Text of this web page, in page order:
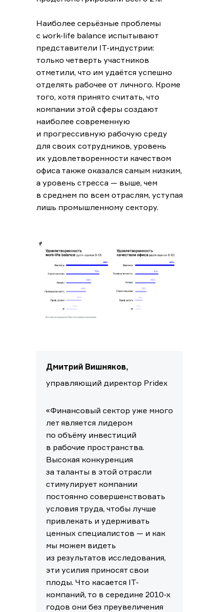
Наиболее серьёзные проблемы
с work-life balance испытывают
представители IT-индустрии:
только четверть участников
отметили, что им удаётся успешно
отделять рабочее от личного. Кроме
того, хотя принято считать, что
компании этой сферы создают
наиболее современную
и прогрессивную рабочую среду
для своих сотрудников, уровень
их удовлетворенности качеством
офиса также оказался самым низким,
а уровень стресса — выше, чем
в среднем по всем отраслям, уступая
лишь промышленному сектору.
Дмитрий Вишняков,
управляющий директор Pridex
«Финансовый сектор уже много
лет является лидером
по объёму инвестиций
в рабочие пространства.
Высокая конкуренция
за таланты в этой отрасли
стимулирует компании
постоянно совершенствовать
условия труда, чтобы лучше
привлекать и удерживать
ценных специалистов — и как
мы можем видеть
из результатов исследования,
эти усилия приносят свои
плоды. Что касается IT-
компаний, то в середине 2010-х
годов они без преувеличения